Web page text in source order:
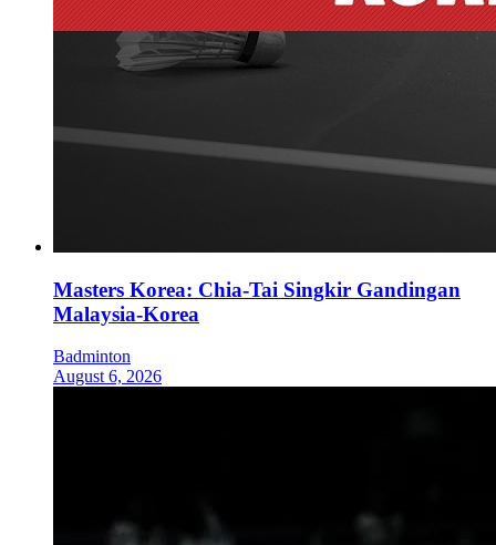
Masters Korea: Chia-Tai Singkir Gandingan
Malaysia-Korea
Badminton
August 6, 2026